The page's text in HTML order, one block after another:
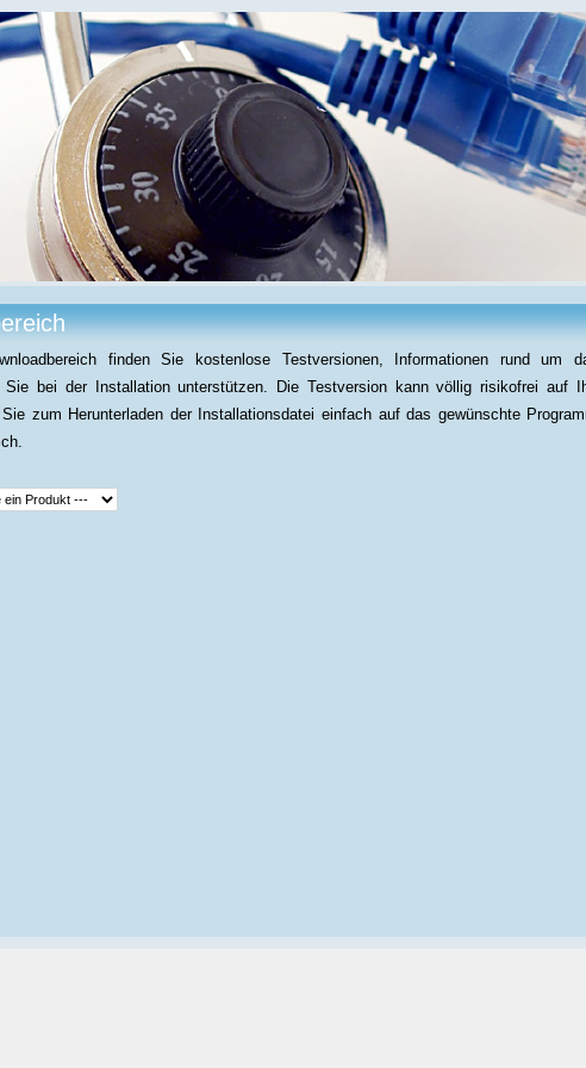
finden Sie kostenlose Testversionen, Informationen rund um
Sie bei der Installation unterstützen. Die Testversion kann völlig risikofrei auf
zum Herunterladen der Installationsdatei einfach auf das gewünschte